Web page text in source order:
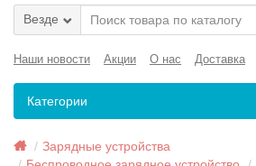
Везде
Наши новости Акции О нас Доставка
Категории
Зарядные устройства